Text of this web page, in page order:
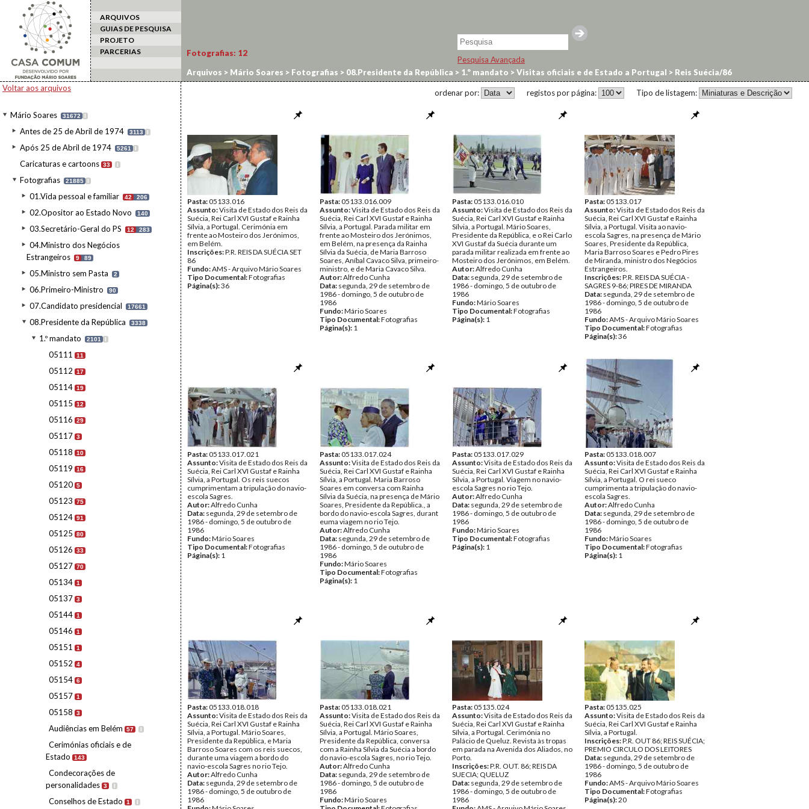
ARQUIVOS
GUIAS DE PESQUISA
PROJETO
PARCERIAS
Pesquisa Avançada
Voltar aos arquivos
Mário Soares 31672 I
Antes de 25 de Abril de 1974 3113 I
Após 25 de Abril de 1974 5261 I
Caricaturas e cartoons 33 I
Fotografias 21885 I
01.Vida pessoal e familiar 42 206
02.Opositor ao Estado Novo 140
03.Secretário-Geral do PS 12 283
04.Ministro dos Negócios
Estrangeiros
9 89
05.Ministro sem Pasta 2
06.Primeiro-Ministro 90
07.Candidato presidencial 17661
08.Presidente da República 3338
1.º mandato 2101 I
05111 11
05112 17
05114 19
05115 12
05116 29
05117 3
05118 10
05119 16
05120 5
05123 75
05124 91
05125 80
05126 33
05127 70
05134 1
05137 3
05144 1
05146 1
05151 1
05152 4
05154 6
05157 1
05158 3
Audiências em Belém 57 I
Cerimónias oficiais e de
Estado
143
Condecorações de
personalidades 3 I
Conselhos de Estado 1 I
Fotografias: 12
Arquivos > Mário Soares > Fotografias > 08.Presidente da República > 1.º mandato >Visitas oficiais e de Estado a Portugal > Reis Suécia/86
Tipo de listagem:
registos por página:
ordenar por:
Pasta:05133.016
Assunto:Visita de Estado dos Reis da
Suécia, Rei Carl XVI Gustaf e Rainha
Sílvia, a Portugal. Cerimónia em
frente ao Mosteiro dos Jerónimos,
em Belém.
Inscrições:P.R. REIS DA SUÉCIA SET
86
Fundo:AMS - Arquivo Mário Soares
Tipo Documental:Fotografias
Página(s):36
Pasta:05133.016.009
Assunto:Visita de Estado dos Reis da
Suécia, Rei Carl XVI Gustaf e Rainha
Sílvia, a Portugal. Parada militar em
frente ao Mosteiro dos Jerónimos,
em Belém, na presença da Rainha
Sílvia da Suécia, de Maria Barroso
Soares, Aníbal Cavaco Silva, primeiro-
ministro, e de Maria Cavaco Silva.
Autor:Alfredo Cunha
Data: segunda, 29 de setembro de
1986 - domingo, 5 de outubro de
1986
Fundo:Mário Soares
Tipo Documental:Fotografias
Página(s): 1
Pasta:05133.016.010
Assunto:Visita de Estado dos Reis da
Suécia, Rei Carl XVI Gustaf e Rainha
Sílvia, a Portugal. Mário Soares,
Presidente da República, e o Rei Carlo
XVI Gustaf da Suécia durante um
parada militar realizada em frente ao
Mosteiro dos Jerónimos, em Belém.
Autor:Alfredo Cunha
Data: segunda, 29 de setembro de
1986 - domingo, 5 de outubro de
1986
Fundo:Mário Soares
Tipo Documental:Fotografias
Página(s): 1
Pasta:05133.017
Assunto:Visita de Estado dos Reis da
Suécia, Rei Carl XVI Gustaf e Rainha
Sílvia, a Portugal. Visita ao navio-
escola Sagres, na presença de Mário
Soares, Presidente da República,
Maria Barroso Soares e Pedro Pires
de Miranda, ministro dos Negócios
Estrangeiros.
Inscrições:P.R. REIS DA SUÉCIA -
SAGRES 9-86; PIRES DE MIRANDA
Data: segunda, 29 de setembro de
1986 - domingo, 5 de outubro de
1986
Fundo:AMS - Arquivo Mário Soares
Tipo Documental:Fotografias
Página(s):36
Pasta:05133.017.021
Assunto:Visita de Estado dos Reis da
Suécia, Rei Carl XVI Gustaf e Rainha
Sílvia, a Portugal. Os reis suecos
cumprimentam a tripulação do navio-
escola Sagres.
Autor:Alfredo Cunha
Data: segunda, 29 de setembro de
1986 - domingo, 5 de outubro de
1986
Fundo:Mário Soares
Tipo Documental:Fotografias
Página(s): 1
Pasta:05133.017.024
Assunto:Visita de Estado dos Reis da
Suécia, Rei Carl XVI Gustaf e Rainha
Sílvia, a Portugal. Maria Barroso
Soares em conversa com Rainha
Sílvia da Suécia, na presença de Mário
Soares, Presidente da República., a
bordo do navio-escola Sagres, durant
euma viagem no rio Tejo.
Autor:Alfredo Cunha
Data: segunda, 29 de setembro de
1986 - domingo, 5 de outubro de
1986
Fundo:Mário Soares
Tipo Documental:Fotografias
Página(s): 1
Pasta:05133.017.029
Assunto:Visita de Estado dos Reis da
Suécia, Rei Carl XVI Gustaf e Rainha
Sílvia, a Portugal. Viagem no navio-
escola Sagres no rio Tejo.
Autor:Alfredo Cunha
Data: segunda, 29 de setembro de
1986 - domingo, 5 de outubro de
1986
Fundo:Mário Soares
Tipo Documental:Fotografias
Página(s): 1
Pasta:05133.018.007
Assunto:Visita de Estado dos Reis da
Suécia, Rei Carl XVI Gustaf e Rainha
Sílvia, a Portugal. O rei sueco
cumprimenta a tripulação do navio-
escola Sagres.
Autor:Alfredo Cunha
Data: segunda, 29 de setembro de
1986 - domingo, 5 de outubro de
1986
Fundo:Mário Soares
Tipo Documental:Fotografias
Página(s): 1
Pasta:05133.018.018
Assunto:Visita de Estado dos Reis da
Suécia, Rei Carl XVI Gustaf e Rainha
Sílvia, a Portugal. Mário Soares,
Presidente da República, e Maria
Barroso Soares com os reis suecos,
durante uma viagem a bordo do
navio-escola Sagres no rio Tejo.
Autor:Alfredo Cunha
Data: segunda, 29 de setembro de
1986 - domingo, 5 de outubro de
1986
Pasta:05133.018.021
Assunto:Visita de Estado dos Reis da
Suécia, Rei Carl XVI Gustaf e Rainha
Sílvia, a Portugal. Mário Soares,
Presidente da República, conversa
com a Rainha Sílvia da Suécia a bordo
do navio-escola Sagres, no rio Tejo.
Autor:Alfredo Cunha
Data: segunda, 29 de setembro de
1986 - domingo, 5 de outubro de
1986
Fundo:Mário Soares
Pasta:05135.024
Assunto:Visita de Estado dos Reis da
Suécia, Rei Carl XVI Gustaf e Rainha
Sílvia, a Portugal. Cerimónia no
Palácio de Queluz. Revista às tropas
em parada na Avenida dos Aliados, no
Porto.
Inscrições:P.R. OUT. 86; REIS DA
SUECIA; QUELUZ
Data: segunda, 29 de setembro de
1986 - domingo, 5 de outubro de
1986
Pasta:05135.025
Assunto:Visita de Estado dos Reis da
Suécia, Rei Carl XVI Gustaf e Rainha
Sílvia, a Portugal.
Inscrições:P.R. OUT 86; REIS SUÉCIA;
PREMIO CIRCULO DOS LEITORES
Data: segunda, 29 de setembro de
1986 - domingo, 5 de outubro de
1986
Fundo:AMS - Arquivo Mário Soares
Tipo Documental:Fotografias
Página(s):20